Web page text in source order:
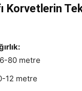
Korvetlerin
80 metre
12 metre